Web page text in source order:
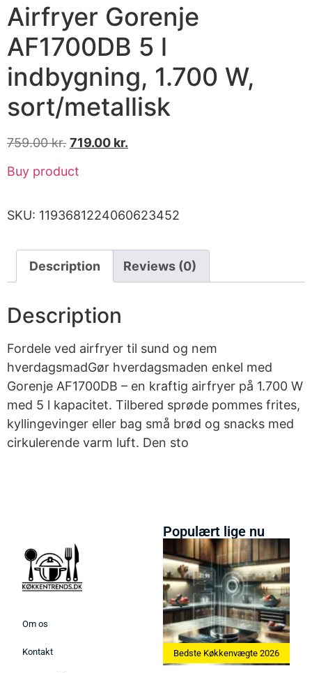
Airfryer Gorenje
AF1700DB 5 l
indbygning, 1.700 W,
sort/metallisk
759.00kr. 719.00 kr.
Buy product
SKU: 1193681224060623452
Description Reviews (0)
Description
Fordele ved airfryer til sund og nem
hverdagsmadGør hverdagsmaden enkel med
Gorenje AF1700DB – en kraftig airfryer på 1.700 W
med 5 l kapacitet. Tilbered sprøde pommes frites,
kyllingevinger eller bag små brød og snacks med
cirkulerende varm luft. Den sto
Om os
Kontakt
Populært lige nu
Bedste Ismaskine 2026 Bedste Køkkenvægte 2026